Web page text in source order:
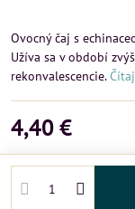
Ovocný čaj s
Užíva sa v období
rekonvalescencie.
4,40 €